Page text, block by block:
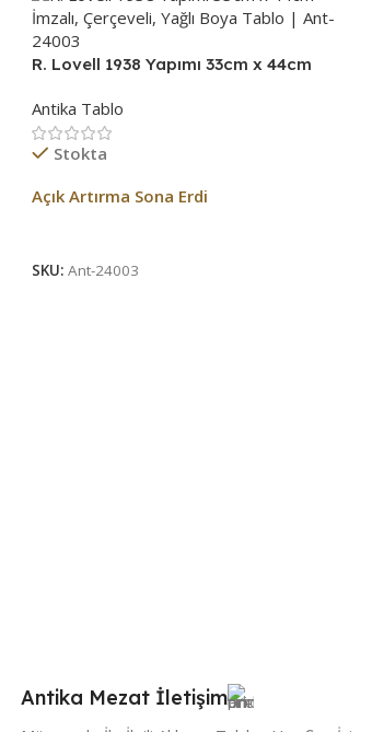
R. Lovell 1938 Yapımı 33cm x 44cm
Ant-24003
Antika Tablo
Stokta
Açık Artırma Sona Erdi
SKU: Ant-24003
Antika Mezat İletişim